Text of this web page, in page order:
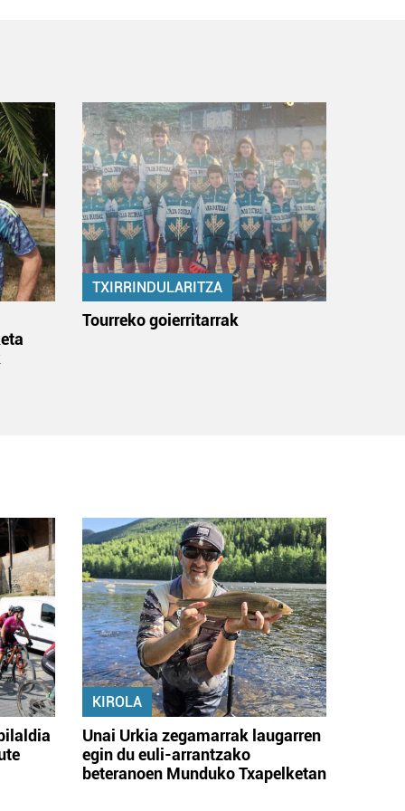
TXIRRINDULARITZA
Tourreko goierritarrak
KIROLA
Unai Urkia zegamarrak laugarren
egin du euli-arrantzako
beteranoen Munduko Txapelketan